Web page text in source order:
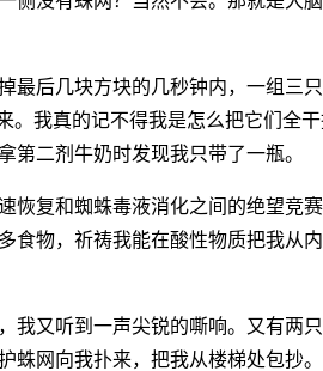
最后几块方块的几秒钟内，一组三
。我真的记不得我是怎么把它们全
第二剂牛奶时发现我只带了一瓶。
恢复和蜘蛛毒液消化之间的绝望竞
食物，祈祷我能在酸性物质把我从
我又听到一声尖锐的嘶响。又有两
蛛网向我扑来，把我从楼梯处包抄。